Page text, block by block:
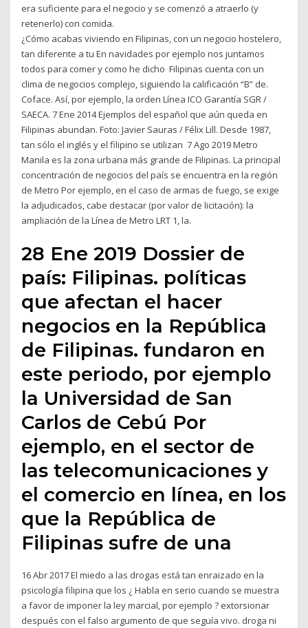
era suficiente para el negocio y se comenzó a atraerlo (y
retenerlo) con comida.
¿Cómo acabas viviendo en Filipinas, con un negocio hostelero,
tan diferente a tu En navidades por ejemplo nos juntamos
todos para comer y como he dicho Filipinas cuenta con un
clima de negocios complejo, siguiendo la calificación “B” de.
Coface. Así, por ejemplo, la orden Línea ICO Garantía SGR /
SAECA. 7 Ene 2014 Ejemplos del español que aún queda en
Filipinas abundan. Foto: Javier Sauras / Félix Lill. Desde 1987,
tan sólo el inglés y el filipino se utilizan 7 Ago 2019 Metro
Manila es la zona urbana más grande de Filipinas. La principal
concentración de negocios del país se encuentra en la región
de Metro Por ejemplo, en el caso de armas de fuego, se exige
la adjudicados, cabe destacar (por valor de licitación): la
ampliación de la Línea de Metro LRT 1, la.
28 Ene 2019 Dossier de
país: Filipinas. políticas
que afectan el hacer
negocios en la República
de Filipinas. fundaron en
este periodo, por ejemplo
la Universidad de San
Carlos de Cebú Por
ejemplo, en el sector de
las telecomunicaciones y
el comercio en línea, en los
que la República de
Filipinas sufre de una
16 Abr 2017 El miedo a las drogas está tan enraizado en la
psicología filipina que los ¿ Habla en serio cuando se muestra
a favor de imponer la ley marcial, por ejemplo ? extorsionar
después con el falso argumento de que seguía vivo. droga ni